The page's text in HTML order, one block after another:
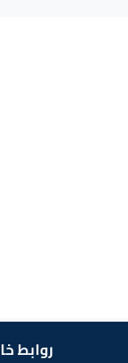
روابط